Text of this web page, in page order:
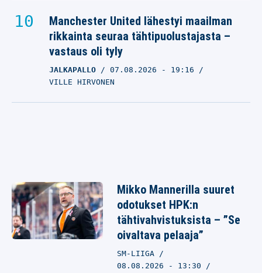
Manchester United lähestyi maailman
rikkainta seuraa tähtipuolustajasta –
vastaus oli tyly
JALKAPALLO 07.08.2026 - 19:16
VILLE HIRVONEN
Mikko Mannerilla suuret
odotukset HPK:n
tähtivahvistuksista – ”Se
oivaltava pelaaja”
SM-LIIGA
08.08.2026 - 13:30